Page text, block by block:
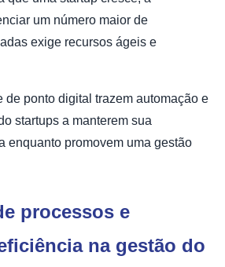
um número maior de
exige recursos ágeis e
de ponto digital trazem automação e
startups a manterem sua
enquanto promovem uma gestão
processos e
na gestão do